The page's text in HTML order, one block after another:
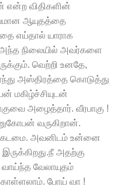
என்ற விதிகளின்
ஆயுதத்தை
எய்தால் யாராக
அந்த நிலையில் அவர்களை
வெற்றி உனதே,
அஸ்திரத்தை கொடுத்து
மகிழ்ச்சியுடன்
அழைத்தார். வீரபாகு !
வருகிறான்.
அவனிடம் உன்னை
அதற்கு
வாய்ந்த வேலாயுதம்
கொள்ளலாம். போய் வா !